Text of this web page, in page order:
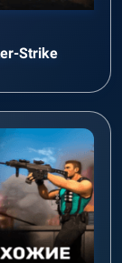
Strike